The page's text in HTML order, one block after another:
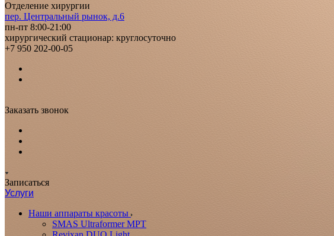
Отделение хирургии
пер. Центральный рынок, д.6
пн-пт 8:00-21:00
хирургический стационар: круглосуточно
+7 950 202-00-05
Заказать звонок
Записаться
Услуги
Наши аппараты красоты
SMAS Ultraformer MPT